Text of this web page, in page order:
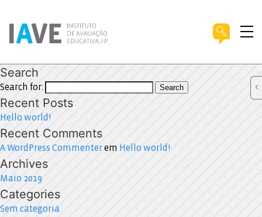
Search
Search for: Search
Recent Posts
Hello world!
Recent Comments
A WordPress Commenterem Hello world!
Archives
Maio 2019
Categories
Sem categoria